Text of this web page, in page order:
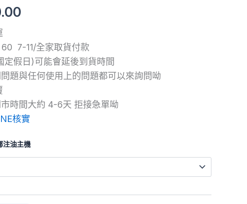
7-11/全家取貨付款
定假日)可能會延後到貨時間
題與任何使用上的問題都可以來詢問呦
時間大約 4-6天 拒接急單呦
核實
注油主機